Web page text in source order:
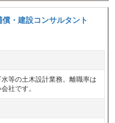
・建設コンサルタント
等の土木設計業務。離職率は
社です。